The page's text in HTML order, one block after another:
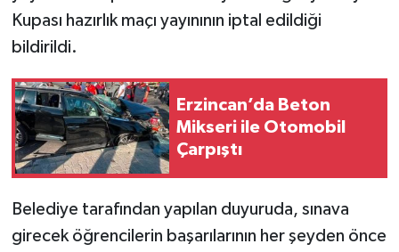
Kupası hazırlık maçı yayınının iptal edildiği
bildirildi.
Erzincan’da Beton
Mikseri ile Otomobil
Çarpıştı
Belediye tarafından yapılan duyuruda, sınava
girecek öğrencilerin başarılarının her şeyden önce